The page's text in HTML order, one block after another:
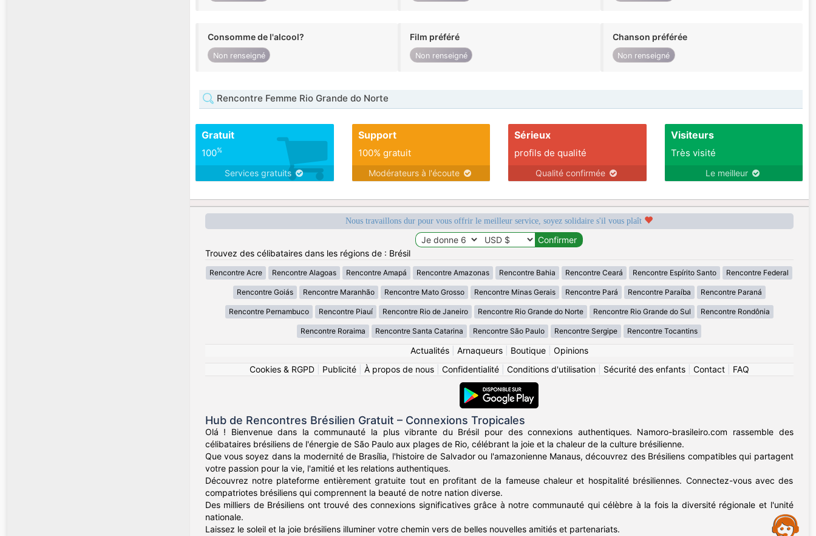
Consomme de l'alcool?
Non renseigné
Film préféré
Non renseigné
Chanson préférée
Non renseigné
Rencontre Femme Rio Grande do Norte
Gratuit
100%
Services gratuits
Support
100% gratuit
Modérateurs à l'écoute
Sérieux
profils de qualité
Qualité confirmée
Visiteurs
Très visité
Le meilleur
Nous travaillons dur pour vous offrir le meilleur service, soyez solidaire s'il vous plaît
Trouvez des célibataires dans les régions de : Brésil
Rencontre Acre Rencontre Alagoas Rencontre Amapá Rencontre Amazonas Rencontre Bahia Rencontre Ceará Rencontre Espírito Santo Rencontre Federal
Rencontre Goiás Rencontre Maranhão Rencontre Mato Grosso Rencontre Minas Gerais Rencontre Pará Rencontre Paraíba Rencontre Paraná
Rencontre Pernambuco Rencontre Piauí Rencontre Rio de Janeiro Rencontre Rio Grande do Norte Rencontre Rio Grande do Sul Rencontre Rondônia
Rencontre Roraima Rencontre Santa Catarina Rencontre São Paulo Rencontre Sergipe Rencontre Tocantins
Actualités| Arnaqueurs| Boutique| Opinions
Cookies & RGPD| Publicité| À propos de nous| Confidentialité| Conditions d'utilisation| Sécurité des enfants| Contact| FAQ
Hub de Rencontres Brésilien Gratuit – Connexions Tropicales
Olá ! Bienvenue dans la communauté la plus vibrante du Brésil pour des connexions authentiques. Namoro-brasileiro.com rassemble des
célibataires brésiliens de l'énergie de São Paulo aux plages de Rio, célébrant la joie et la chaleur de la culture brésilienne.
Que vous soyez dans la modernité de Brasília, l'histoire de Salvador ou l'amazonienne Manaus, découvrez des Brésiliens compatibles qui partagent
votre passion pour la vie, l'amitié et les relations authentiques.
Découvrez notre plateforme entièrement gratuite tout en profitant de la fameuse chaleur et hospitalité brésiliennes. Connectez-vous avec des
compatriotes brésiliens qui comprennent la beauté de notre nation diverse.
Des milliers de Brésiliens ont trouvé des connexions significatives grâce à notre communauté qui célèbre à la fois la diversité régionale et l'unité
nationale.
Laissez le soleil et la joie brésiliens illuminer votre chemin vers de belles nouvelles amitiés et partenariats.